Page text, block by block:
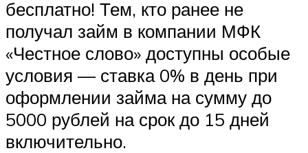
бесплатно! Тем, кто ранее не
получал займ в компании МФК
«Честное слово» доступны особые
условия — ставка 0% в день при
оформлении займа на сумму до
5000 рублей на срок до 15 дней
включительно.